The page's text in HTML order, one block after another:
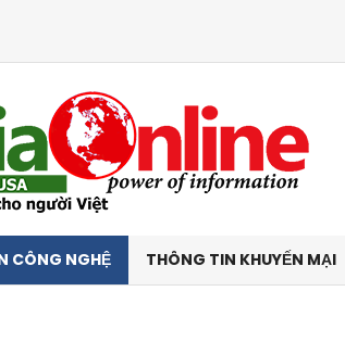
CÔNG NGHỆ THÔNG TIN KHUYẾN MẠI